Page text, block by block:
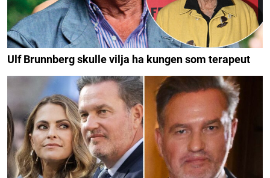
Ulf Brunnberg skulle vilja ha kungen som terapeut